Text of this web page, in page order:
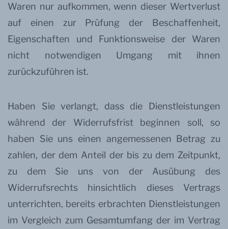
Waren nur aufkommen, wenn dieser Wertverlust
auf einen zur Prüfung der Beschaffenheit,
Eigenschaften und Funktionsweise der Waren
nicht notwendigen Umgang mit ihnen
zurückzuführen ist.
Haben Sie verlangt, dass die Dienstleistungen
während der Widerrufsfrist beginnen soll, so
haben Sie uns einen angemessenen Betrag zu
zahlen, der dem Anteil der bis zu dem Zeitpunkt,
zu dem Sie uns von der Ausübung des
Widerrufsrechts hinsichtlich dieses Vertrags
unterrichten, bereits erbrachten Dienstleistungen
im Vergleich zum Gesamtumfang der im Vertrag